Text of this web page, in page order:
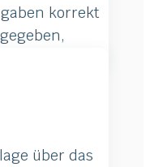
korrekt
über das